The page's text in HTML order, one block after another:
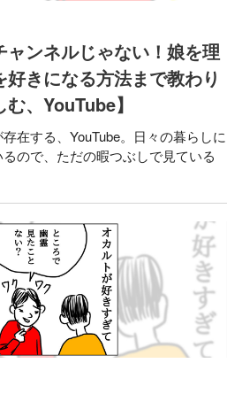
ンネルじゃない！娘を理
きになる方法まで教わり
、YouTube】
在する、YouTube。日々の暮らしに
ので、ただの暇つぶしで見ている